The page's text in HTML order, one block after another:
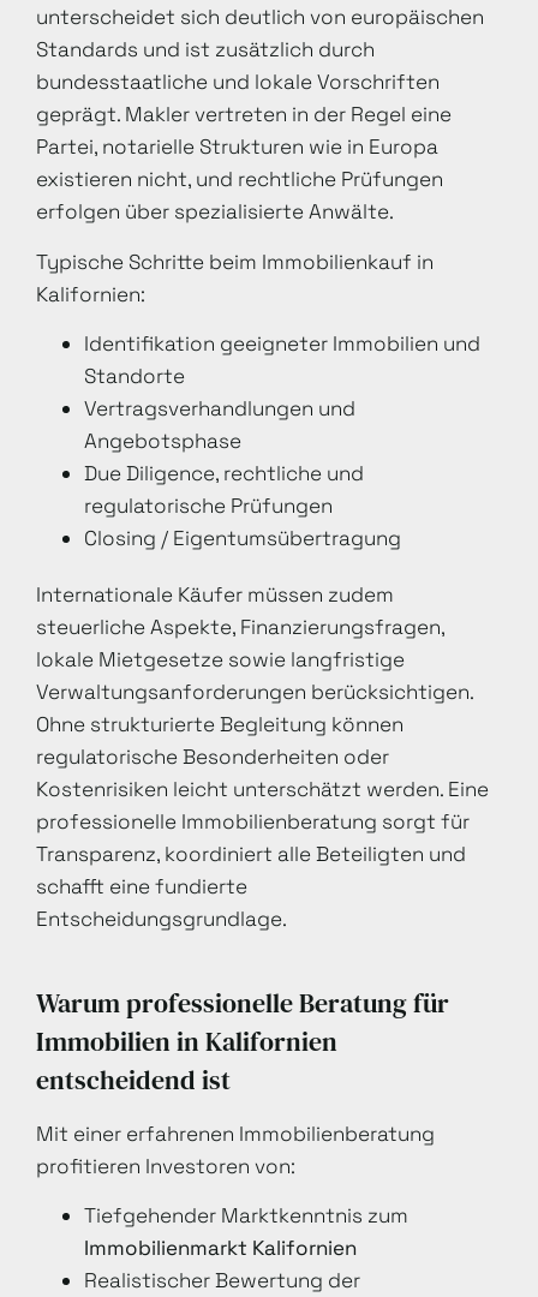
unterscheidet sich deutlich von europäischen
Standards und ist zusätzlich durch
bundesstaatliche und lokale Vorschriften
geprägt. Makler vertreten in der Regel eine
Partei, notarielle Strukturen wie in Europa
existieren nicht, und rechtliche Prüfungen
erfolgen über spezialisierte Anwälte.
Typische Schritte beim Immobilienkauf in
Kalifornien:
Identifikation geeigneter Immobilien und
Standorte
Vertragsverhandlungen und
Angebotsphase
Due Diligence, rechtliche und
regulatorische Prüfungen
Closing / Eigentumsübertragung
Internationale Käufer müssen zudem
steuerliche Aspekte, Finanzierungsfragen,
lokale Mietgesetze sowie langfristige
Verwaltungsanforderungen berücksichtigen.
Ohne strukturierte Begleitung können
regulatorische Besonderheiten oder
Kostenrisiken leicht unterschätzt werden. Eine
professionelle Immobilienberatung sorgt für
Transparenz, koordiniert alle Beteiligten und
schafft eine fundierte
Entscheidungsgrundlage.
Warum professionelle Beratung für
Immobilien in Kalifornien
entscheidend ist
Mit einer erfahrenen Immobilienberatung
profitieren Investoren von:
Tiefgehender Marktkenntnis zum
Immobilienmarkt Kalifornien
Realistischer Bewertung der